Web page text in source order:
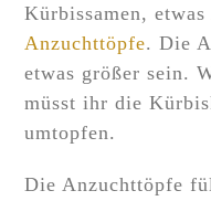
Kürbissamen, etwas
Anzuchttöpfe. Die
etwas größer sein.
müsst ihr die
umtopfen.
Die Anzuchttöpfe